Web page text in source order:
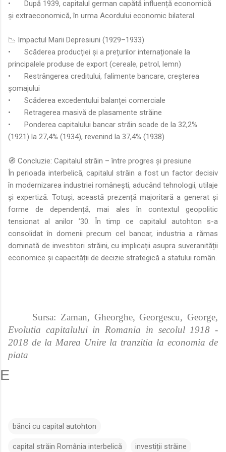
•
După 1939, capitalul german capătă influență economică
și extraeconomică, în urma Acordului economic bilateral.
📉 Impactul Marii Depresiuni (1929–1933)
•
Scăderea producției și a prețurilor internaționale la
principalele produse de export (cereale, petrol, lemn)
•
Restrângerea creditului, falimente bancare, creșterea
șomajului
•
Scăderea excedentului balanței comerciale
•
Retragerea masivă de plasamente străine
•
Ponderea capitalului bancar străin scade de la 32,2%
(1921) la 27,4% (1934), revenind la 37,4% (1938)
🧭 Concluzie: Capitalul străin – între progres și presiune
În perioada interbelică, capitalul străin a fost un factor decisiv
în modernizarea industriei românești, aducând tehnologii, utilaje
și expertiză. Totuși, această prezență majoritară a generat și
forme de dependență, mai ales în contextul geopolitic
tensionat al anilor ’30. În timp ce capitalul autohton s-a
consolidat în domenii precum cel bancar, industria a rămas
dominată de investitori străini, cu implicații asupra suveranității
economice și capacității de decizie strategică a statului român.
Sursa: Zaman, Gheorghe, Georgescu, George,
Evolutia capitalului in Romania in secolul 1918 -
2018 de la Marea Unire la tranzitia la economia de
piata
E
bănci cu capital autohton
capital străin România interbelică investiții străine